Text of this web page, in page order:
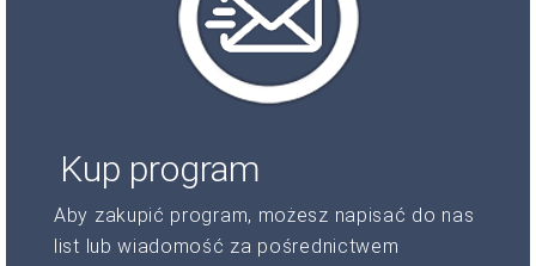
Kup program
Aby zakupić program, możesz napisać do nas
list lub wiadomość za pośrednictwem